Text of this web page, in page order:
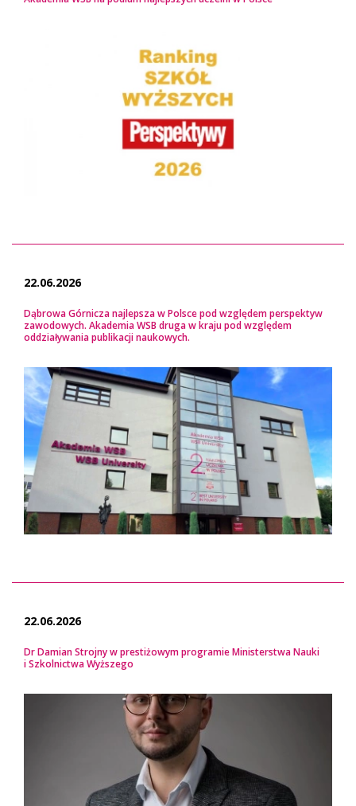
22.06.2026
Dąbrowa Górnicza najlepsza w Polsce pod względem perspektyw
zawodowych. Akademia WSB druga w kraju pod względem
oddziaływania publikacji naukowych.
22.06.2026
Dr Damian Strojny w prestiżowym programie Ministerstwa Nauki
i Szkolnictwa Wyższego